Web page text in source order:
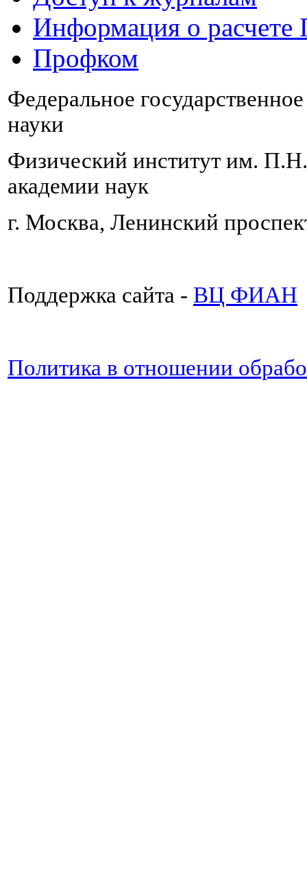
Информация о
Профком
Федеральное
науки
Физический институт им.
академии наук
г. Москва, Ленинский
Поддержка сайта - ВЦ ФИАН
Политика в отношении